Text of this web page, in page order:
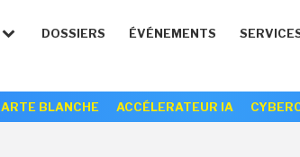
DOSSIERS ÉVÉNEMENTS
BLANCHE ACCÉLERATEUR IA